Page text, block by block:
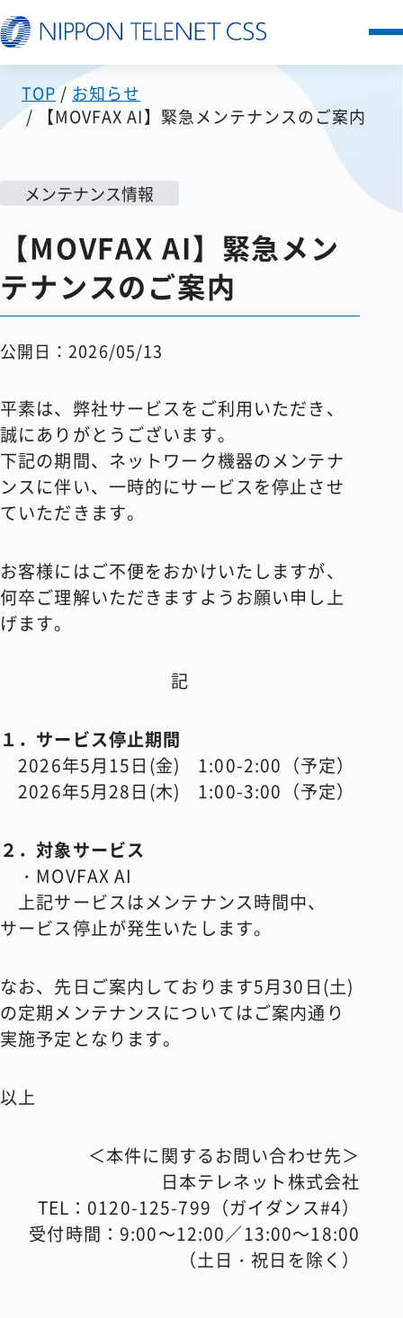
サービス一覧
お客様の声
セミナー
FAQ
コラム
会社情報
資料請求 お問い合わせ
TOP
お知らせ
【MOVFAX AI】緊急メンテナンスのご案内
メンテナンス情報
【MOVFAX AI】緊急メン
テナンスのご案内
公開日：2026/05/13
平素は、弊社サービスをご利用いただき、
誠にありがとうございます。
下記の期間、ネットワーク機器のメンテナ
ンスに伴い、一時的にサービスを停止させ
ていただきます。
お客様にはご不便をおかけいたしますが、
何卒ご理解いただきますようお願い申し上
げます。
記
１．サービス停止期間
2026年5月15日(金) 1:00-2:00（予定）
2026年5月28日(木) 1:00-3:00（予定）
２．対象サービス
・MOVFAX AI
上記サービスはメンテナンス時間中、
サービス停止が発生いたします。
なお、先日ご案内しております5月30日(土)
の定期メンテナンスについてはご案内通り
実施予定となります。
以上
＜本件に関するお問い合わせ先＞
日本テレネット株式会社
TEL：0120-125-799（ガイダンス#4）
受付時間：9:00～12:00／13:00～18:00
（土日・祝日を除く）